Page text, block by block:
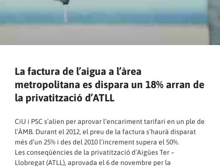
La factura de l’aigua a l’àrea
metropolitana es dispara un 18% arran de
la privatització d’ATLL
CiU i PSC s’alien per aprovar l’encariment tarifari en un ple de
l’ÀMB. Durant el 2012, el preu de la factura s’haurà disparat
més d’un 25% i des del 2010 l’increment supera el 50%.
Les conseqüències de la privatització d’Aigües Ter –
Llobregat (ATLL), aprovada el 6 de novembre per la